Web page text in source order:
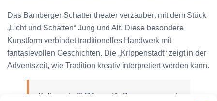
Das Bamberger Schattentheater verzaubert mit dem Stück
„Licht und Schatten“ Jung und Alt. Diese besondere
Kunstform verbindet traditionelles Handwerk mit
fantasievollen Geschichten. Die „Krippenstadt“ zeigt in der
Adventszeit, wie Tradition kreativ interpretiert werden kann.
Kultur schafft Räume für Begegnung und